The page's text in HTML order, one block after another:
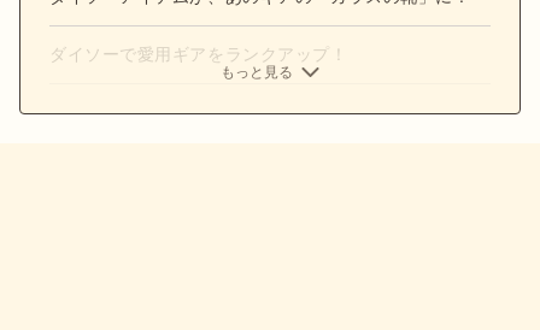
ダイソーで愛用ギアをランクアップ！
もっと見る